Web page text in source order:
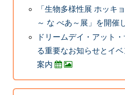
「生物多様性展 ホッキ
～ な べあ～展」を開催
ドリームデイ・アット
る重要なお知らせとイ
案内